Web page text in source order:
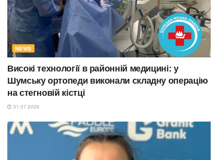
NEWS
Високі технології в районній медицині: у
Шумську ортопеди виконали складну операцію
на стегновій кістці
31.07.2026